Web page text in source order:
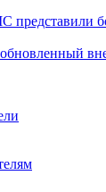
представили